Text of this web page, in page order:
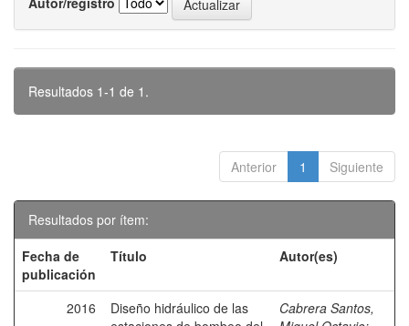
Resultados 1-1 de 1.
Anterior 1 Siguiente
Resultados por ítem:
Fecha de
publicación
Título Autor(es)
2016
Diseño hidráulico de las
Cabrera Santos,